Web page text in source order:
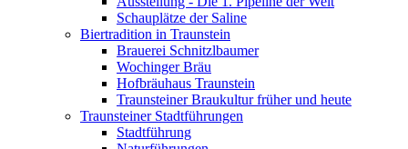
Schauplätze der Saline
Biertradition in Traunstein
Brauerei Schnitzlbaumer
Wochinger Bräu
Hofbräuhaus Traunstein
Traunsteiner Braukultur früher und heute
Traunsteiner Stadtführungen
Stadtführung